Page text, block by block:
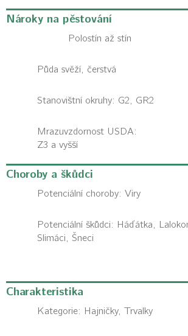
Nároky na pěstování
Polostín až stín
Půda svěží, čerstvá
Stanovištní okruhy: G2, GR2
Mrazuvzdornost USDA:
Z3 a vyšší
Choroby a škůdci
Potenciální choroby: Viry
Potenciální škůdci: Háďátka,
Slimáci, Šneci
Charakteristika
Kategorie: Hajničky, Trvalky